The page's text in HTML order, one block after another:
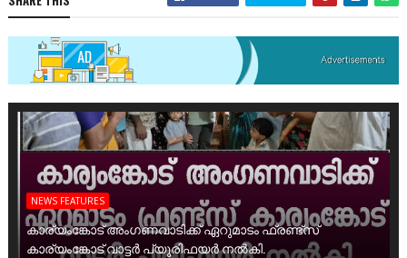
NEWS FEATURES
കാര്യംങ്കോട് അംഗണവാടിക്ക് ഏറുമാടം ഫ്രണ്ട്സ്
കാര്യംങ്കോട് വാട്ടർ പ്യൂരിഫയർ നൽകി.